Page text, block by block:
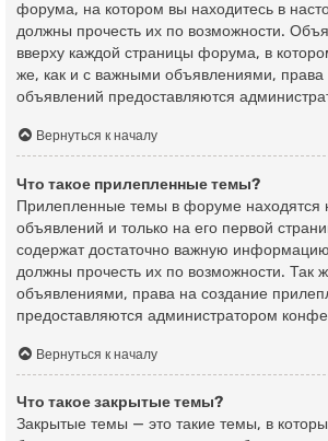
форума, на котором вы находитесь в
должны прочесть их по возможности.
вверху каждой страницы форума, в
же, как и с важными объявлениями, права
объявлений предоставляются
Вернуться к началу
Что такое прилепленные темы?
Прилепленные темы в форуме находятся
объявлений и только на его первой
содержат достаточно важную
должны прочесть их по возможности. Так
объявлениями, права на создание
предоставляются администратором
Вернуться к началу
Что такое закрытые темы?
Закрытые темы — это такие темы, в